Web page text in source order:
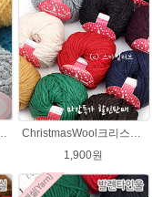
뜨개실/뜨개질실/손뜨개실/목도리털실
ChristmasWool크리스마스울 털실 손뜨개 뜨개질 뜨개실
1,900원